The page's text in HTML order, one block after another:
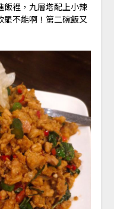
飯裡，九層塔配上小辣
罷不能啊！第二碗飯又